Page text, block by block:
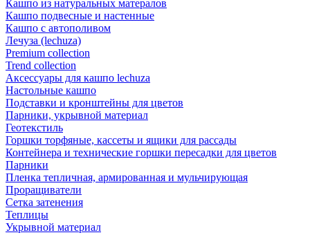
Кашпо из натуральных матералов
Кашпо подвесные и настенные
Кашпо с автополивом
Лечуза (lechuza)
Premium collection
Trend collection
Аксессуары для кашпо lechuza
Настольные кашпо
Подставки и кронштейны для цветов
Парники, укрывной материал
Геотекстиль
Горшки торфяные, кассеты и ящики для рассады
Контейнера и технические горшки пересадки для цветов
Парники
Пленка тепличная, армированная и мульчирующая
Проращиватели
Сетка затенения
Теплицы
Укрывной материал